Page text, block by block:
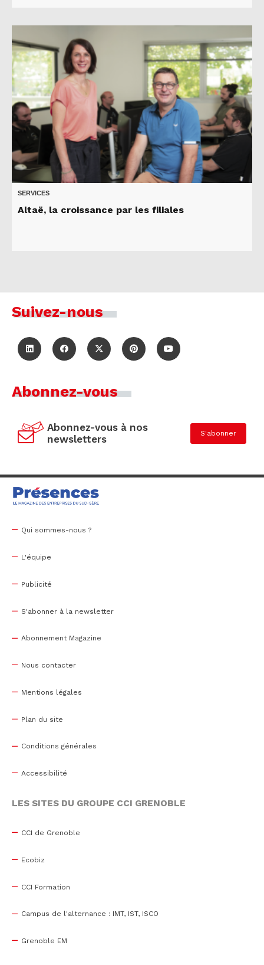
SERVICES
Altaë, la croissance par les filiales
Suivez-nous
Abonnez-vous
Abonnez-vous à nos
newsletters
S'abonner
Qui sommes-nous ?
L'équipe
Publicité
S'abonner à la newsletter
Abonnement Magazine
Nous contacter
Mentions légales
Plan du site
Conditions générales
Accessibilité
LES SITES DU GROUPE CCI GRENOBLE
CCI de Grenoble
Ecobiz
CCI Formation
Campus de l'alternance : IMT, IST, ISCO
Grenoble EM